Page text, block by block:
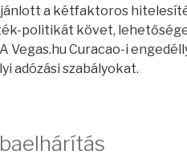
a kétfaktoros
politikát követ,
Vegas.hu Curacao-i
adózási szabályokat.